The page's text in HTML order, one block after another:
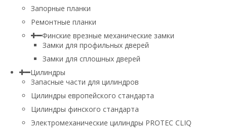
Запорные планки
Ремонтные планки
Финские врезные механические замки
Замки для профильных дверей
Замки для сплошных дверей
Цилиндры
Запасные части для цилиндров
Цилиндры европейского стандарта
Цилиндры финского стандарта
Электромеханические цилиндры PROTEC CLIQ